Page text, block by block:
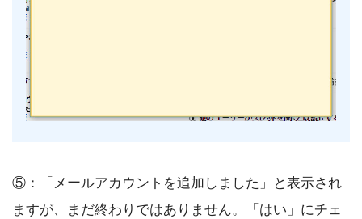
⑤：「メールアカウントを追加しました」と表示され
ますが、まだ終わりではありません。「はい」にチェ